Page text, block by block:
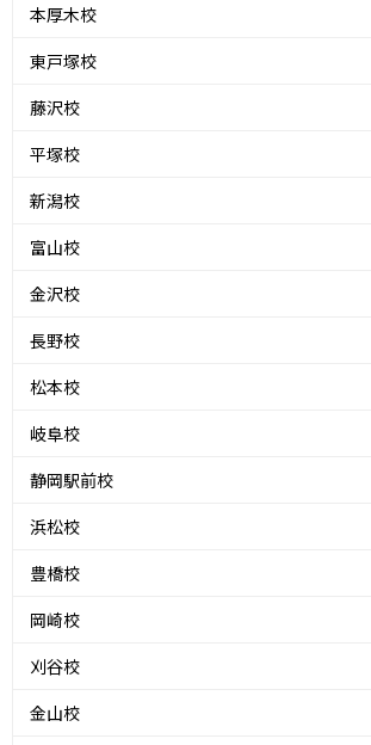
本厚木校
東戸塚校
藤沢校
平塚校
新潟校
富山校
金沢校
長野校
松本校
岐阜校
静岡駅前校
浜松校
豊橋校
岡崎校
刈谷校
金山校